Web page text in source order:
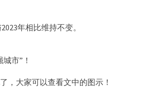
年相比维持不变。
市”！
，大家可以查看文中的图示！